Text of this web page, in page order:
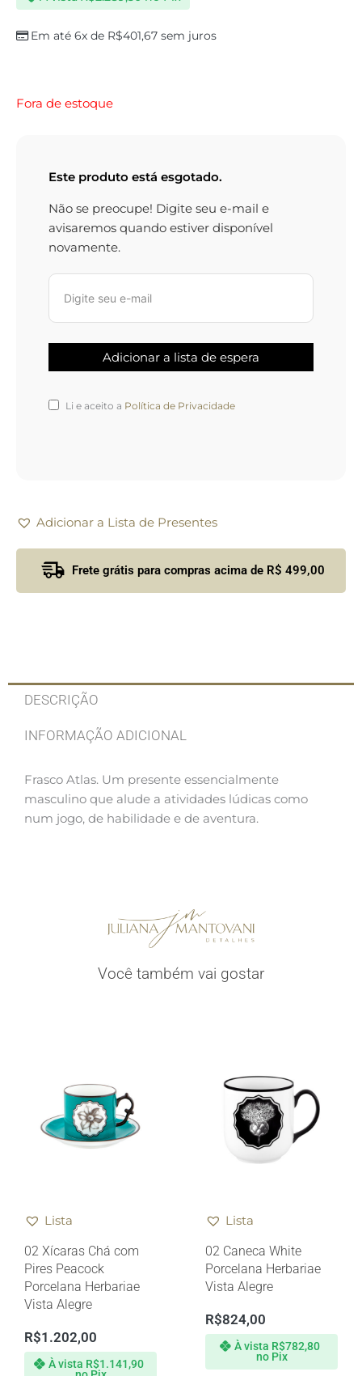
Em até 6x de R$401,67 sem juros
Fora de estoque
Este produto está esgotado.
Não se preocupe! Digite seu e-mail e
avisaremos quando estiver disponível
novamente.
Li e aceito a Política de Privacidade
Adicionar a Lista de Presentes
Frete grátis para compras acima de R$ 499,00
DESCRIÇÃO
INFORMAÇÃO ADICIONAL
Frasco Atlas. Um presente essencialmente
masculino que alude a atividades lúdicas como
num jogo, de habilidade e de aventura.
Você também vai gostar
Lista
02 Xícaras Chá com
Pires Peacock
Porcelana Herbariae
Vista Alegre
R$1.202,00
À vista R$1.141,90
Lista
02 Caneca White
Porcelana Herbariae
Vista Alegre
R$824,00
À vista R$782,80
no Pix